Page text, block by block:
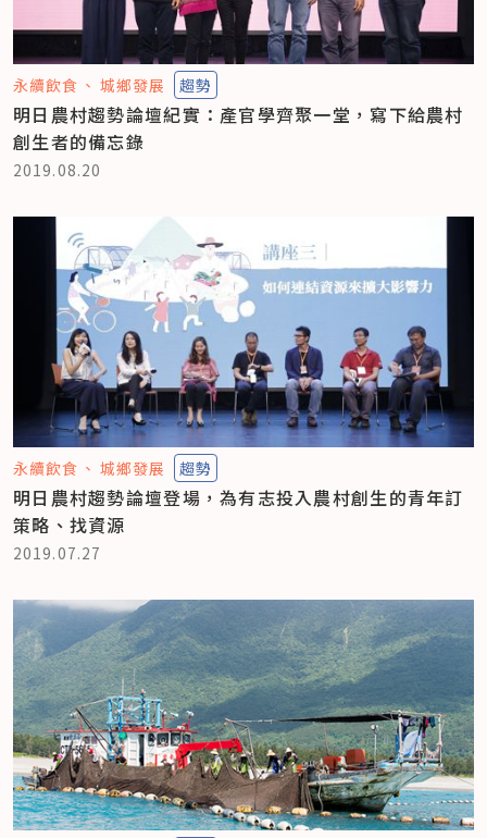
永續飲食 城鄉發展 趨勢
明日農村趨勢論壇紀實：產官學齊聚一堂，寫下給農村
創生者的備忘錄
2019.08.20
永續飲食 城鄉發展 趨勢
明日農村趨勢論壇登場，為有志投入農村創生的青年訂
策略、找資源
2019.07.27